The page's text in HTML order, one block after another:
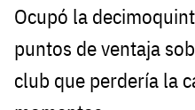
Ocupó la
puntos de ventaja
club que perdería la